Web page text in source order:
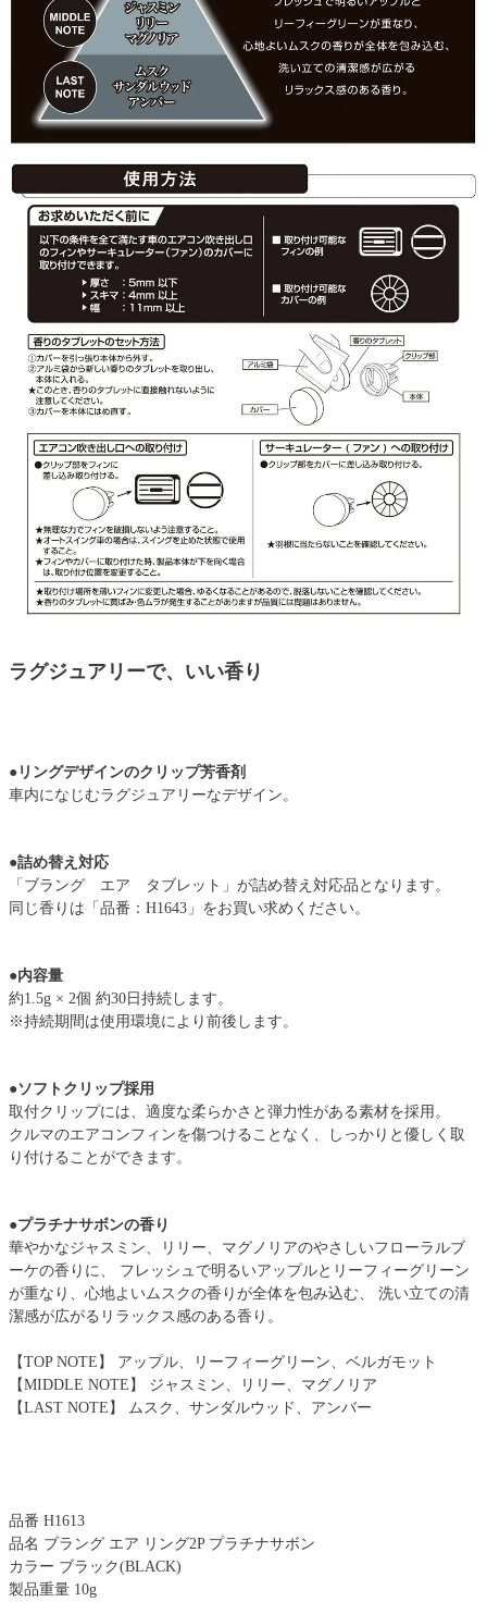
ラグジュアリーで、いい香り
●リングデザインのクリップ芳香剤
車内になじむラグジュアリーなデザイン。
●詰め替え対応
「ブラング エア タブレット」が詰め替え対応品となります。
同じ香りは「品番：H1643」をお買い求めください。
●内容量
約1.5g × 2個 約30日持続します。
※持続期間は使用環境により前後します。
●ソフトクリップ採用
取付クリップには、適度な柔らかさと弾力性がある素材を採用。
クルマのエアコンフィンを傷つけることなく、しっかりと優しく取
り付けることができます。
●プラチナサボンの香り
華やかなジャスミン、リリー、マグノリアのやさしいフローラルブ
ーケの香りに、 フレッシュで明るいアップルとリーフィーグリーン
が重なり、心地よいムスクの香りが全体を包み込む、 洗い立ての清
潔感が広がるリラックス感のある香り。
【TOP NOTE】 アップル、リーフィーグリーン、ベルガモット
【MIDDLE NOTE】 ジャスミン、リリー、マグノリア
【LAST NOTE】 ムスク、サンダルウッド、アンバー
品番 H1613
品名 ブラング エア リング2P プラチナサボン
カラー ブラック(BLACK)
製品重量 10g